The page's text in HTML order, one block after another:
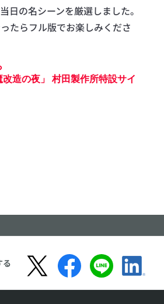
日の名シーンを厳選しました。
たらフル版でお楽しみくださ
造の夜」 村田製作所特設サイ
る